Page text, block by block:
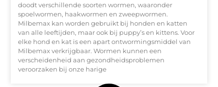
doodt verschillende soorten wormen, waaronder
spoelwormen, haakwormen en zweepwormen.
Milbemax kan worden gebruikt bij honden en katten
van alle leeftijden, maar ook bij puppy’s en kittens. Voor
elke hond en kat is een apart ontwormingsmiddel van
Milbemax verkrijgbaar. Wormen kunnen een
verscheidenheid aan gezondheidsproblemen
veroorzaken bij onze harige